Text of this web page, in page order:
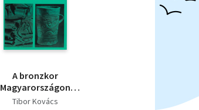
A bronzkor
Magyarországon
(Hereditas)
Tibor Kovács